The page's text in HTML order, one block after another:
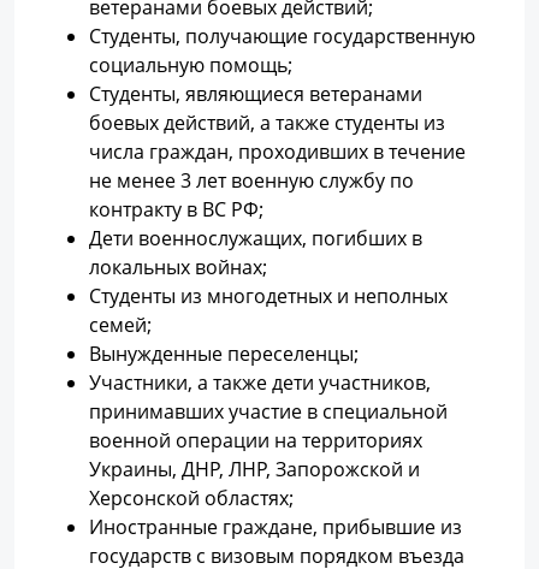
ветеранами боевых действий;
Студенты, получающие государственную
социальную помощь;
Студенты, являющиеся ветеранами
боевых действий, а также студенты из
числа граждан, проходивших в течение
не менее 3 лет военную службу по
контракту в ВС РФ;
Дети военнослужащих, погибших в
локальных войнах;
Студенты из многодетных и неполных
семей;
Вынужденные переселенцы;
Участники, а также дети участников,
принимавших участие в специальной
военной операции на территориях
Украины, ДНР, ЛНР, Запорожской и
Херсонской областях;
Иностранные граждане, прибывшие из
государств с визовым порядком въезда